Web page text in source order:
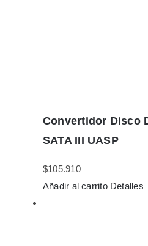
Convertidor Disco
SATA III UASP
$105.910
Añadir al carrito Detalles